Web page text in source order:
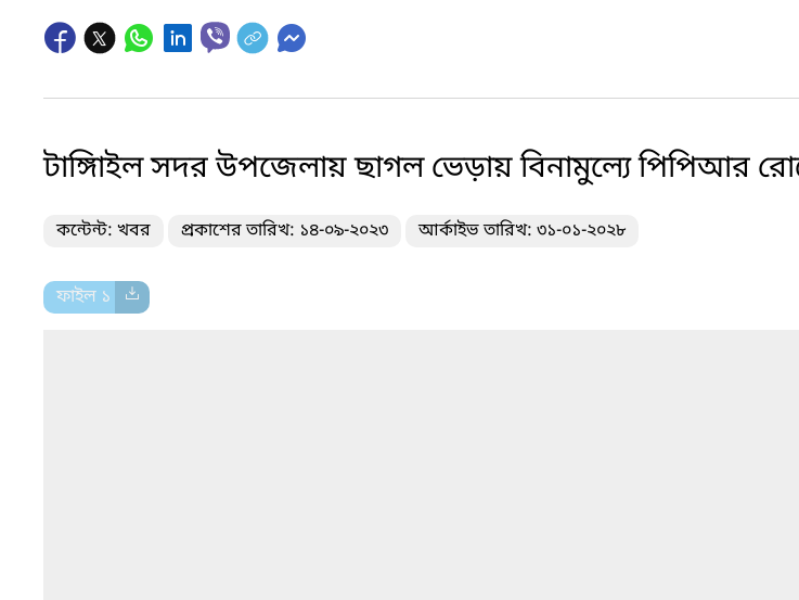
টাঙ্গািইল সদর উপজেলায় ছাগল ভেড়ায় বিনামুল্যে পিপিআর
কন্টেন্ট: খবর প্রকাশের তারিখ: ১৪-০৯-২০২৩ আর্কাইভ তারিখ: ৩১-০১-২০২৮
ফাইল ১